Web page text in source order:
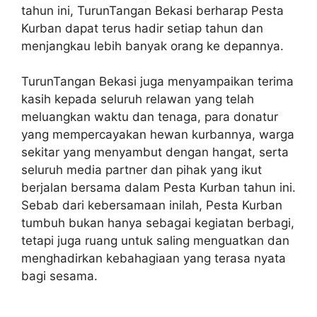
tahun ini, TurunTangan Bekasi berharap Pesta
Kurban dapat terus hadir setiap tahun dan
menjangkau lebih banyak orang ke depannya.
TurunTangan Bekasi juga menyampaikan terima
kasih kepada seluruh relawan yang telah
meluangkan waktu dan tenaga, para donatur
yang mempercayakan hewan kurbannya, warga
sekitar yang menyambut dengan hangat, serta
seluruh media partner dan pihak yang ikut
berjalan bersama dalam Pesta Kurban tahun ini.
Sebab dari kebersamaan inilah, Pesta Kurban
tumbuh bukan hanya sebagai kegiatan berbagi,
tetapi juga ruang untuk saling menguatkan dan
menghadirkan kebahagiaan yang terasa nyata
bagi sesama.